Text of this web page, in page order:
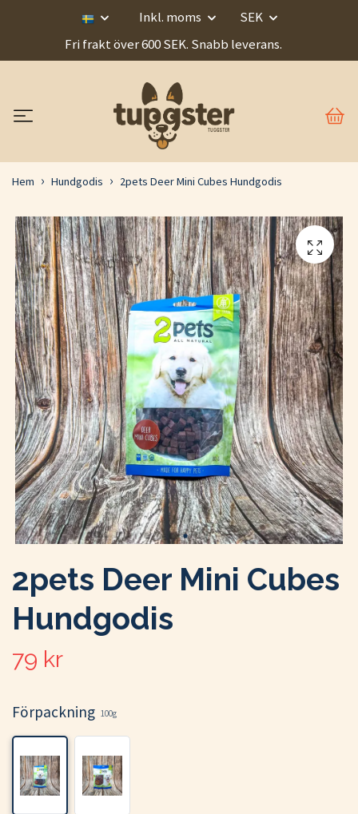
Inkl. moms
SEK
Fri frakt över 600 SEK. Snabb leverans.
Hem Hundgodis 2pets Deer Mini Cubes Hundgodis
2pets Deer Mini Cubes
Hundgodis
79 kr
Förpackning 100g